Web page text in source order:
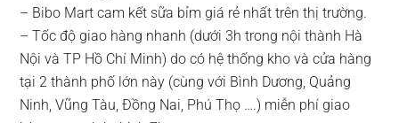
– Bibo Mart cam kết sữa bỉm giá rẻ nhất trên thị trường.
– Tốc độ giao hàng nhanh (dưới 3h trong nội thành Hà
Nội và TP Hồ Chí Minh) do có hệ thống kho và cửa hàng
tại 2 thành phố lớn này (cùng với Bình Dương, Quảng
Ninh, Vũng Tàu, Đồng Nai, Phú Thọ ….) miễn phí giao